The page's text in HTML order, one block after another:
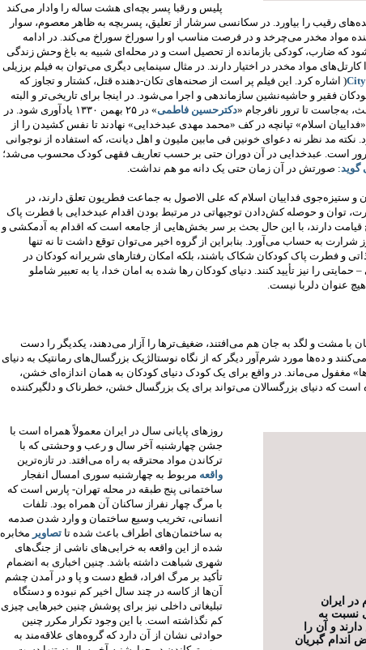
پلیس و رقبا پسر بچه‌ای هشت ساله را وادار می‌کند
رقیب را بیاورد. در سکانسی سرشار از تعلیق، پسربچه‌ به ظاهر معصوم، سوار
مواد مخدر می‌چرخد و در فرصت مناسب او را سوراخ سوراخ می‌کند. در ادامه‌
ضارب، کودکی بازمانده از تحصیل است و در محله‌ای شبیه به باغ وحش زندگی
مواد مخدر در اختیار دارند. در مثال سینمایی دیگری می‌توان به فیلم برزیلی
) اشاره کرد. این فیلم پر است از صحنه‌های تکان-دهنده‌ قتل، کشتار و تجاوز که
فقیر و حاشیه‌نشین سازماندهی و اجرا می‌شود. در اینجا برای تاریخی‌تر و البته
به‌جاست تا ترور نافرجام «دکترحسین فاطمی
» در ۲۵ بهمن ۱۳۳۰ یادآوری شود. در
اسلام» تپانچه در کف «محمد مهدی عبدخدایی» نهادند تا نفس کشیدن را از
نکته‌ مد نظر نه دعوای خونین فی مابین ملیون و اهل دیانت، که استفاده از نوجوانی
ترور است. عبدخدایی در آن دوران حتی بر حسب تعاریف فقهی کودک محسوب می‌شد؛
گوید: صورتش در آن زمان حتی یک دانه مو هم نداشت.
و ستیزه‌جوی فداییان اسلام که علی الاصول به جماعت فطریون تعلق دارند، در
توان و حوصله‌ کش‌دادن توجیهاتی در مرتبط بودن اقدام عبدخدایی با فطرت پاک
قیامت دارند، با این حال بحث بر سر بخش‌هایی از جامعه است که اقدام به آدمکشی و
شرارت به حساب می‌آورد. بنابراین از گروه اخیر می‌توان توقع داشت تا نه تنها
و فطرت پاک کودکان شکاک باشند، بلکه امکان رفتارهای شریرانه‌ کودکان در
حمایتی را نیز تأیید کنند. دنیای کودکان‌‌ رها شده به امان خدا، یا به تعبیر شاملو
عنوان دلربا نیست.
با مشت و لگد به جان هم می‌افتند، ضغیف‌تر‌ها را آزار می‌دهند، یکدیگر را دست
و ده‌ها مورد شرم‌آور دیگر که از نگاه نوستالژیک بزرگسال‌های رمانتیک به دنیای
مغفول می‌ماند. در واقع برای یک کودک دنیای کودکان به‌‌ همان اندازه‌ای خشن،
است که دنیای بزرگسالان می‌تواند برای یک بزرگسال خشن، خطرناک و دلگیرکننده
در ایران
به
و آن را
اندام گبریان
روزهای پایانی سال در ایران معمولاً همراه است با
جشن چهارشنبه‌ آخر سال و رعب و وحشتی که با
ترکاندن مواد محترقه به راه می‌افتد. در تازه‌ترین
واقعه مربوط به چهارشنبه سوری امسال انفجار
ساختمانی پنج طبقه در محله‌ تهران- پارس است که
با مرگ چهار نفراز ساکنان آن همراه بود. تلفات
انسانی، تخریب وسیع ساختمان و وارد شدن صدمه
به ساختمان‌های اطراف باعث شده تا تصاویر مخابره
شده از این واقعه به خرابی‌های ناشی از جنگ‌های
شهری شباهت داشته باشد. چنین اخباری به انضمام
تأکید بر مرگ افراد، قطع دست و پا و در آمدن چشم
آن‌ها از کاسه در چند سال اخیر کم نبوده و دستگاه
تبلیغاتی داخلی نیز برای پوشش چنین خبرهایی چیزی
کم نگذاشته است. با این وجود تکرار مکرر چنین
حوادثی نشان از آن دارد که گروه‌های علاقه‌مند به